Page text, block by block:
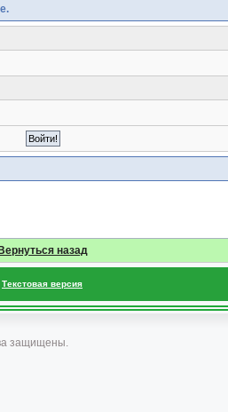
Вернуться назад
Текстовая версия
защищены.